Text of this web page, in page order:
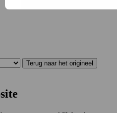
Terug naar het origineel